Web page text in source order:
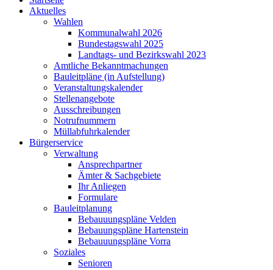
Aktuelles
Wahlen
Kommunalwahl 2026
Bundestagswahl 2025
Landtags- und Bezirkswahl 2023
Amtliche Bekanntmachungen
Bauleitpläne (in Aufstellung)
Veranstaltungskalender
Stellenangebote
Ausschreibungen
Notrufnummern
Müllabfuhrkalender
Bürgerservice
Verwaltung
Ansprechpartner
Ämter & Sachgebiete
Ihr Anliegen
Formulare
Bauleitplanung
Bebauuungspläne Velden
Bebauungspläne Hartenstein
Bebauuungspläne Vorra
Soziales
Senioren